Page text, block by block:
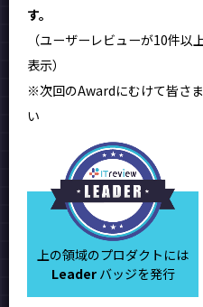
す。
（ユーザーレビューが10件
表示）
※次回のAwardにむけて皆さ
い
上の領域のプロダクトには
Leaderバッジを発行